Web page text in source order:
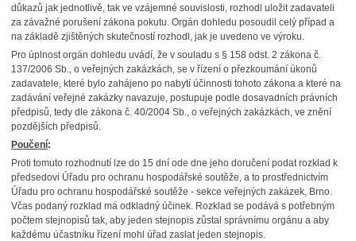
důkazů jak jednotlivě, tak ve vzájemné souvislosti, rozhodl uložit zadavateli
za závažné porušení zákona pokutu. Orgán dohledu posoudil celý případ a
na základě zjištěných skutečností rozhodl, jak je uvedeno ve výroku.
Pro úplnost orgán dohledu uvádí, že v souladu s § 158 odst. 2 zákona č.
137/2006 Sb., o veřejných zakázkách, se v řízení o přezkoumání úkonů
zadavatele, které bylo zahájeno po nabytí účinnosti tohoto zákona a které na
zadávání veřejné zakázky navazuje, postupuje podle dosavadních právních
předpisů, tedy dle zákona č. 40/2004 Sb., o veřejných zakázkách, ve znění
pozdějších předpisů.
Poučení:
Proti tomuto rozhodnutí lze do 15 dní ode dne jeho doručení podat rozklad k
předsedovi Úřadu pro ochranu hospodářské soutěže, a to prostřednictvím
Úřadu pro ochranu hospodářské soutěže - sekce veřejných zakázek, Brno.
Včas podaný rozklad má odkladný účinek. Rozklad se podává s potřebným
počtem stejnopisů tak, aby jeden stejnopis zůstal správnímu orgánu a aby
každému účastníku řízení mohl úřad zaslat jeden stejnopis.